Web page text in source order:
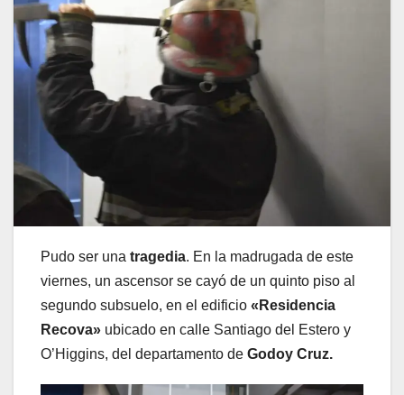
Pudo ser una tragedia. En la madrugada de este
viernes, un ascensor se cayó de un quinto piso al
segundo subsuelo, en el edificio «Residencia
Recova» ubicado en calle Santiago del Estero y
O’Higgins, del departamento de Godoy Cruz.